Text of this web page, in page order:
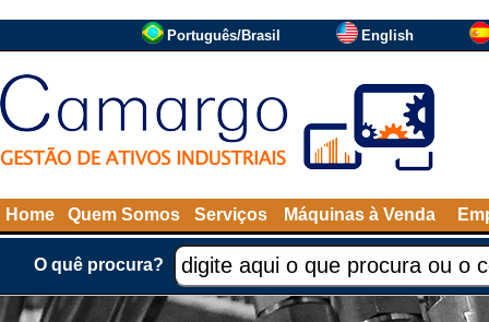
Português/Brasil English
Home Quem Somos Serviços Máquinas à Venda
O quê procura?